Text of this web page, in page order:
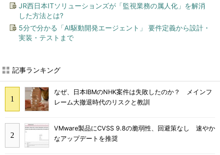
JR西日本ITソリューションズが「監視業務の属人化」を解消
した方法とは?
5分で分かる「AI駆動開発エージェント」 要件定義から設計・
実装・テストまで
記事ランキング
なぜ、日本IBMのNHK案件は失敗したのか？ メインフ
レーム大撤退時代のリスクと教訓
VMware製品にCVSS 9.8の脆弱性、回避策なし 速やか
なアップデートを推奨